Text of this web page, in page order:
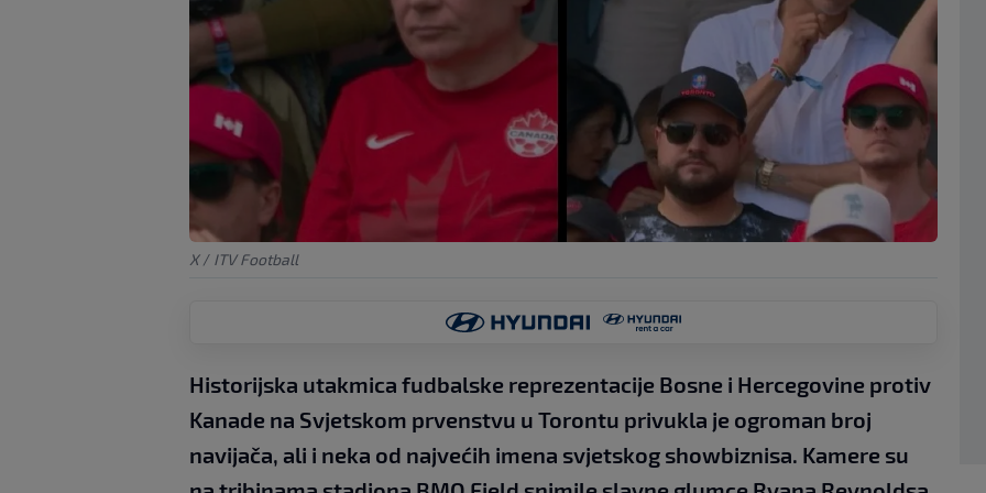
X / ITV Football
Historijska utakmica fudbalske reprezentacije Bosne i Hercegovine protiv
Kanade na Svjetskom prvenstvu u Torontu privukla je ogroman broj
navijača, ali i neka od najvećih imena svjetskog showbiznisa. Kamere su